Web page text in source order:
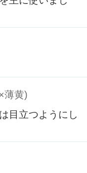
薄黄)
目立つようにし